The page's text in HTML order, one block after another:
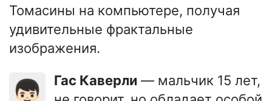
Томасины на компьютере, получая
удивительные фрактальные
изображения.
👦🏻 Гас Каверли — мальчик 15 лет,